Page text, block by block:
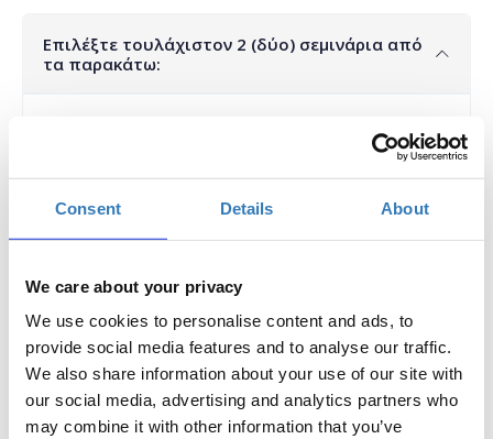
Consent Details About
We care about your privacy
We use cookies to personalise content and ads, to
provide social media features and to analyse our traffic.
We also share information about your use of our site with
our social media, advertising and analytics partners who
may combine it with other information that you’ve
Επιλέξτε τουλάχιστον 2 (δύο) σεμινάρια από
τα παρακάτω:
Ποσότητα
έχει λήξει.
Ευημερία στην ψηφιακή εποχή
περίοδος
εγγραφών
έχει λήξει.